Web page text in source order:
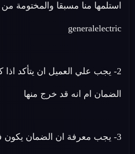
استلمها منا مسبقا والمختومة
generalelectric
2- يجب علي العميل ان يتأكد اذا
الضمان ام انه قد خرج منها
3- يجب معرفة ان الضمان